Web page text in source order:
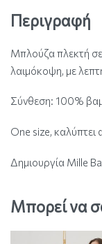
Περιγραφή
Μπλούζα πλεκτή
λαιμόκοψη, με
Σύνθεση: 100%
One size,
Δημιουργία Mille
Μπορεί να